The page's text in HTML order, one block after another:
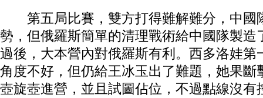
第五局比賽，雙方打得難解難分，中國
勢，但俄羅斯簡單的清理戰術給中國隊製造
過後，大本營內對俄羅斯有利。西多洛娃第
角度不好，但仍給王冰玉出了難題，她果斷
壺旋壺進營，並且試圖佔位，不過點線沒有